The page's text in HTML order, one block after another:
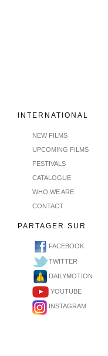
INTERNATIONAL
NEW FILMS
UPCOMING FILMS
FESTIVALS
CATALOGUE
WHO WE ARE
CONTACT
PARTAGER SUR
FACEBOOK
TWITTER
DAILYMOTION
YOUTUBE
INSTAGRAM